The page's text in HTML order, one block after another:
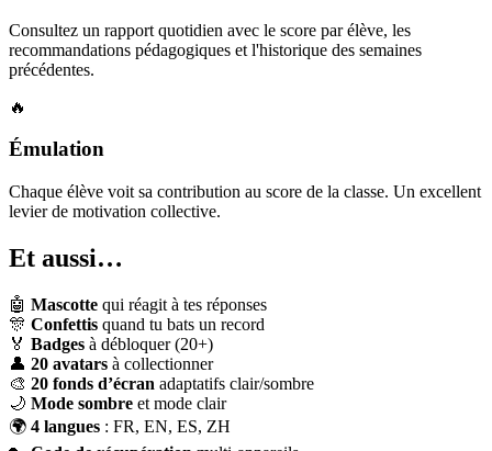
Consultez un rapport quotidien avec le score par élève, les
recommandations pédagogiques et l'historique des semaines
précédentes.
🔥
Émulation
Chaque élève voit sa contribution au score de la classe. Un excellent
levier de motivation collective.
Et aussi…
🤖 Mascotte qui réagit à tes réponses
🎊 Confettis quand tu bats un record
🏅 Badges à débloquer (20+)
👤 20 avatars à collectionner
🎨 20 fonds d’écran adaptatifs clair/sombre
🌙 Mode sombre et mode clair
🌍 4 langues : FR, EN, ES, ZH